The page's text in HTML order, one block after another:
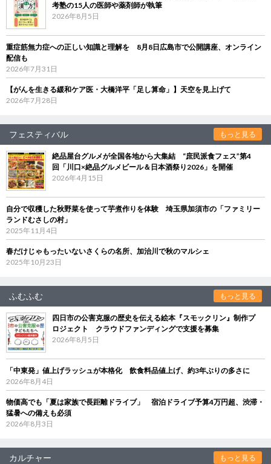
考塾の15人の医師や薬剤師が執筆
2026年8月5日
重症筋無力症への正しい知識と理解を 8月8日広島市で公開講座、オンライン
配信も
2026年7月31日
【がんを生きる緩和ケア医・大橋洋平「足し算命」】天空を見上げて
2026年7月28日
フェスティバル もっと見る
絶品屋台グルメが全国各地から大集結 “庶民派食フェス”第4
回「川口×絶品グルメビール＆日本酒祭り2026」を開催
2026年4月15日
自分で収穫した秋野菜を使って芋煮作りを体験 埼玉県加須市の「ファミリー
ランドむさしの村」
2025年11月4日
春だけじゃもったいないさくらの名所、加治川で秋のマルシェ
2025年10月23日
ふむふむ もっと見る
四日市の公害克服の歴史を伝える絵本『スモックリン』制作プ
ロジェクト クラウドファンディングで支援を募集
2026年8月5日
「中東発」値上げラッシュが本格化 飲食料品値上げ、約3年ぶりの多さに
2026年8月4日
物価高でも「夏は家族で長距離ドライブ」 宿泊ドライブ予算4万円超、渋滞・
猛暑への備えも必須
2026年8月3日
カルチャー もっと見る